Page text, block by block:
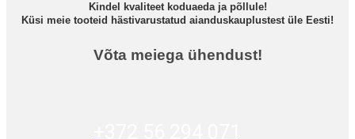
Kindel kvaliteet koduaeda ja põllule!
Küsi meie tooteid hästivarustatud aianduskauplustest üle Eesti!
Võta meiega ühendust!